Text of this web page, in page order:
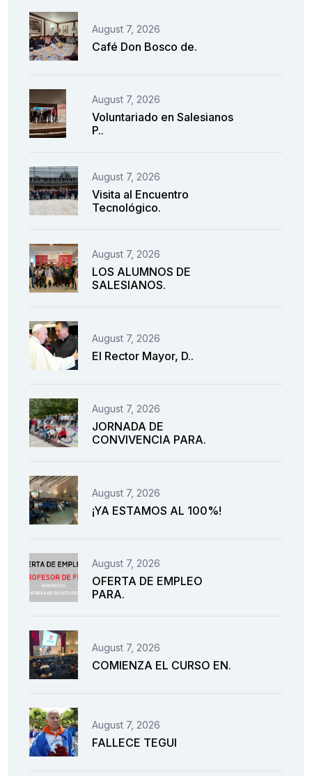
August 7, 2026
Café Don Bosco de.
August 7, 2026
Voluntariado en Salesianos
P..
August 7, 2026
Visita al Encuentro
Tecnológico.
August 7, 2026
LOS ALUMNOS DE
SALESIANOS.
August 7, 2026
El Rector Mayor, D..
August 7, 2026
JORNADA DE
CONVIVENCIA PARA.
August 7, 2026
¡YA ESTAMOS AL 100%!
August 7, 2026
OFERTA DE EMPLEO
PARA.
August 7, 2026
COMIENZA EL CURSO EN.
August 7, 2026
FALLECE TEGUI